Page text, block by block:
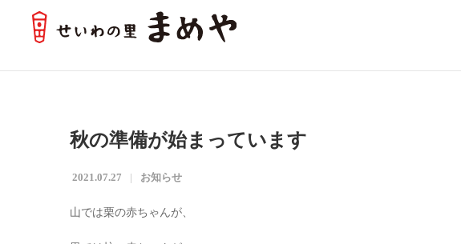
秋の準備が始まっています
2021.07.27 お知らせ
山では栗の赤ちゃんが、